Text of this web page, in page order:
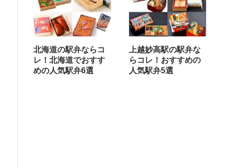
北海道の駅弁ならコ
レ！北海道でおすす
めの人気駅弁6選
上越妙高駅の駅弁な
らコレ！おすすめの
人気駅弁5選